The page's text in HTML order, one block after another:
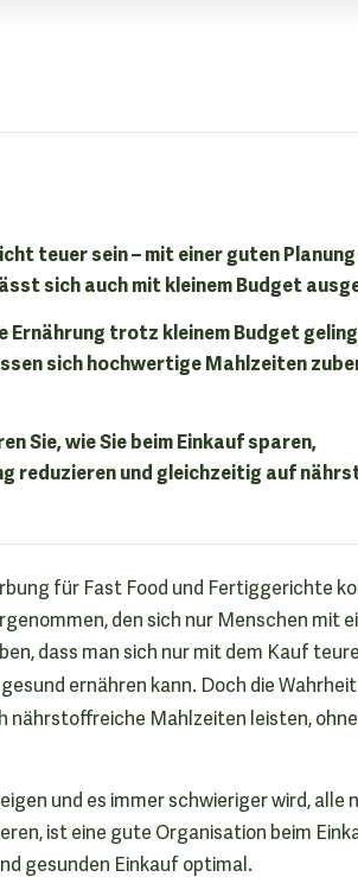
teuer sein – mit einer guten
sich auch mit kleinem Budget
Ernährung trotz kleinem Budget
sich hochwertige Mahlzeiten
Sie, wie Sie beim Einkauf sparen,
reduzieren und gleichzeitig auf
für Fast Food und Fertiggerichte
den sich nur Menschen mit
dass man sich nur mit dem Kauf
ernähren kann. Doch die
nährstoffreiche Mahlzeiten leisten,
und es immer schwieriger wird, alle
ist eine gute Organisation beim
gesunden Einkauf optimal.